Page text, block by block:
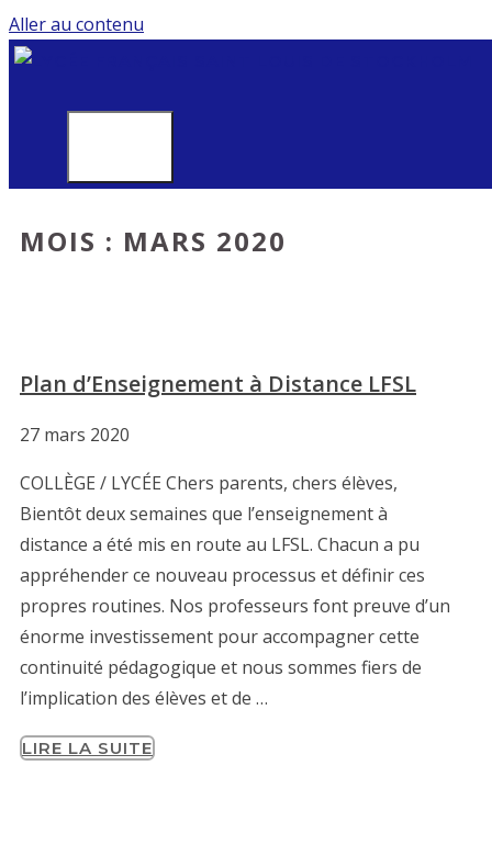
Aller au contenu
MOIS : MARS 2020
Plan d’Enseignement à Distance LFSL
27 mars 2020
COLLÈGE / LYCÉE Chers parents, chers élèves,
Bientôt deux semaines que l’enseignement à
distance a été mis en route au LFSL. Chacun a pu
appréhender ce nouveau processus et définir ces
propres routines. Nos professeurs font preuve d’un
énorme investissement pour accompagner cette
continuité pédagogique et nous sommes fiers de
l’implication des élèves et de …
LIRE LA SUITE